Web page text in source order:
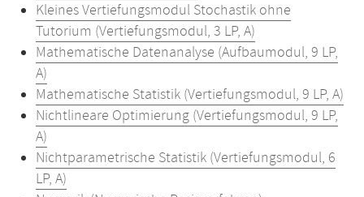
Kleines Vertiefungsmodul Stochastik ohne
Tutorium (Vertiefungsmodul, 3 LP, A)
Mathematische Datenanalyse (Aufbaumodul, 9 LP,
A)
Mathematische Statistik (Vertiefungsmodul, 9 LP, A)
Nichtlineare Optimierung (Vertiefungsmodul, 9 LP,
A)
Nichtparametrische Statistik (Vertiefungsmodul, 6
LP, A)